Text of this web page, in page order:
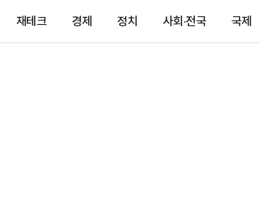
재테크 경제 정치 사회·전국 국제